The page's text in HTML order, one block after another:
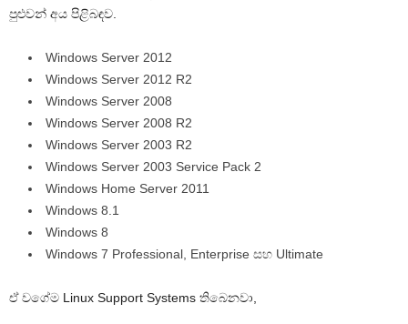
පුළුවන් අය පිළිබඳව.
Windows Server 2012
Windows Server 2012 R2
Windows Server 2008
Windows Server 2008 R2
Windows Server 2003 R2
Windows Server 2003 Service Pack 2
Windows Home Server 2011
Windows 8.1
Windows 8
Windows 7 Professional, Enterprise සහ Ultimate
ඒ වගේම Linux Support Systems තිබෙනවා,